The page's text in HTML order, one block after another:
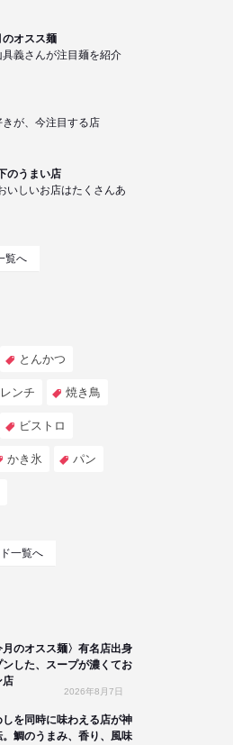
オスス麺
義さんが注目麺を紹介
が、今注目する店
のうまい店
いしいお店はたくさんあ
覧へ
とんかつ
ンチ 焼き鳥
ビストロ
かき氷 パン
一覧へ
月のオスス麺〉有名店出身
した、スープが濃くてお
店
2026年8月7日
を同時に味わえる店が神
鯛のうまみ、香り、風味